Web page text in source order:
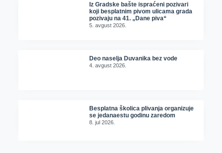
Iz Gradske bašte ispraćeni pozivari
koji besplatnim pivom ulicama grada
pozivaju na 41. „Dane piva“
5. avgust 2026.
Deo naselja Duvanika bez vode
4. avgust 2026.
Besplatna školica plivanja organizuje
se jedanaestu godinu zaredom
8. jul 2026.